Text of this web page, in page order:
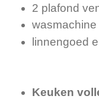
2 plafond
wasmachine
linnengoed
Keuken